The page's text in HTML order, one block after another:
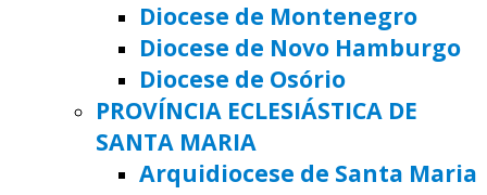
Diocese de Montenegro
Diocese de Novo Hamburgo
Diocese de Osório
PROVÍNCIA ECLESIÁSTICA DE
SANTA MARIA
Arquidiocese de Santa Maria